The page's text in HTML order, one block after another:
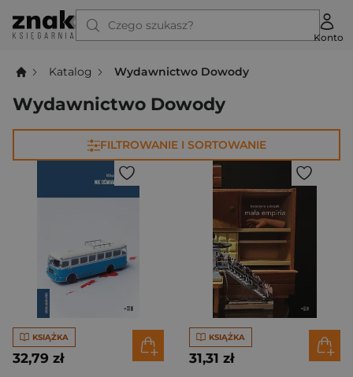
Czego szukasz?
Konto
Katalog Wydawnictwo Dowody
Wydawnictwo Dowody
FILTROWANIE I SORTOWANIE
KSIĄŻKA
32,79 zł
KSIĄŻKA
31,31 zł